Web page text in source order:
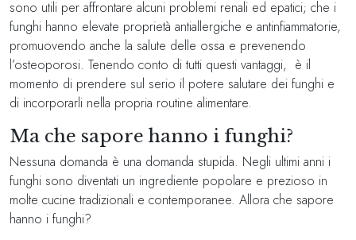
sono utili per affrontare alcuni problemi renali ed epatici; che i
funghi hanno elevate proprietà antiallergiche e antinfiammatorie,
promuovendo anche la salute delle ossa e prevenendo
l’osteoporosi. Tenendo conto di tutti questi vantaggi, è il
momento di prendere sul serio il potere salutare dei funghi e
di incorporarli nella propria routine alimentare.
Ma che sapore hanno i funghi?
Nessuna domanda è una domanda stupida. Negli ultimi anni i
funghi sono diventati un ingrediente popolare e prezioso in
molte cucine tradizionali e contemporanee. Allora che sapore
hanno i funghi?